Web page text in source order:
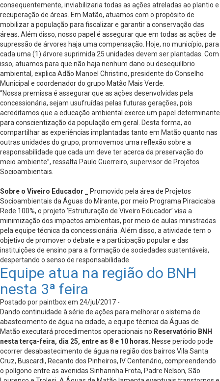
consequentemente, inviabilizaria todas as ações atreladas ao plantio e
recuperação de áreas. Em Matão, atuamos com o propósito de
mobilizar a população para fiscalizar e garantir a conservação das
áreas. Além disso, nosso papel é assegurar que em todas as ações de
supressão de árvores haja uma compensação. Hoje, no município, para
cada uma (1) árvore suprimida 25 unidades devem ser plantadas. Com
isso, atuamos para que não haja nenhum dano ou desequilíbrio
ambiental, explica Adão Manoel Christino, presidente do Conselho
Municipal e coordenador do grupo Matão Mais Verde.
“Nossa premissa é assegurar que as ações desenvolvidas pela
concessionária, sejam usufruídas pelas futuras gerações, pois
acreditamos que a educação ambiental exerce um papel determinante
para conscientização da população em geral. Desta forma, ao
compartilhar as experiências implantadas tanto em Matão quanto nas
outras unidades do grupo, promovemos uma reflexão sobre a
responsabilidade que cada um deve ter acerca da preservação do
meio ambiente”, ressalta Paulo Guerreiro, supervisor de Projetos
Socioambientais.
Sobre o Viveiro Educador _
Promovido pela área de Projetos
Socioambientais da Águas do Mirante, por meio Programa Piracicaba
Rede 100%, o projeto ‘Estruturação de Viveiro Educador’ visa a
minimização dos impactos ambientais, por meio de aulas ministradas
pela equipe técnica da concessionária. Além disso, a atividade tem o
objetivo de promover o debate e a participação popular e das
instituições de ensino para a formação de sociedades sustentáveis,
despertando o senso de responsabilidade.
Equipe atua na região do BNH
nesta 3ª feira
Postado por paintbox em 24/jul/2017 -
Dando continuidade à série de ações para melhorar o sistema de
abastecimento de água na cidade, a equipe técnica da Águas de
Matão executará procedimentos operacionais no Reservatório BNH
nesta terça-feira, dia 25, entre as 8 e 10 horas . Nesse período pode
ocorrer desabastecimento de água na região dos bairros Vila Santa
Cruz, Buscardi, Recanto dos Pinheiros, IV Centenário, compreendendo
o polígono entre as avenidas Sinharinha Frota, Padre Nelson, São